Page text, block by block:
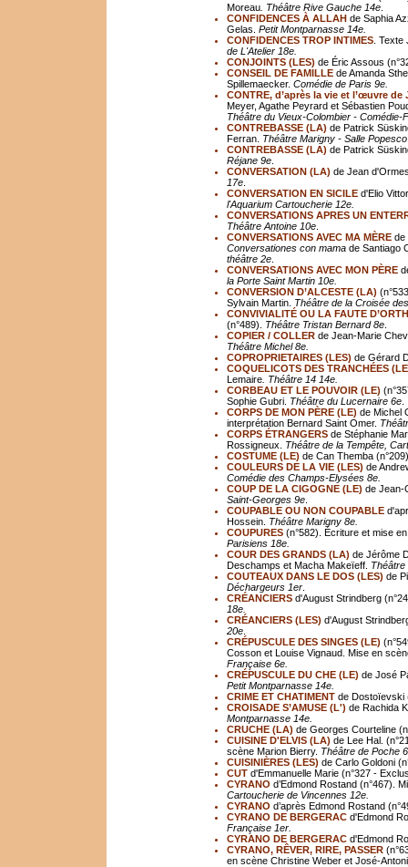
Moreau. Théâtre Rive Gauche 14e.
CONFIDENCES À ALLAHde Saphia
Gelas. Petit Montparnasse 14e.
CONFIDENCES TROP INTIMES. Texte
de L'Atelier 18e.
CONJOINTS (LES) de Éric Assous
CONSEIL DE FAMILLE de Amanda
Spillemaecker. Comédie de Paris 9e.
CONTRE, d’après la vie et l’œuvre
Meyer, Agathe Peyrard et Sébastien
Théâtre du Vieux-Colombier - Comédie-
CONTREBASSE (LA) de Patrick
Ferran. Théâtre Marigny - Salle
CONTREBASSE (LA) de Patrick
Réjane 9e.
CONVERSATION (LA) de Jean
17e.
CONVERSATION EN SICILEd'Elio
l'Aquarium Cartoucherie 12e.
CONVERSATIONS APRES UN
Théâtre Antoine 10e.
CONVERSATIONS AVEC MA MÈREde
Conversationes con mamade Santiago
théâtre 2e.
CONVERSATIONS AVEC MON PÈRE
la Porte Saint Martin 10e.
CONVERSION D’ALCESTE (LA)
Sylvain Martin. Théâtre de la Croisée
CONVIVIALITÉ OU LA FAUTE
(n°489).
Théâtre Tristan Bernard 8e.
COPIER / COLLERde Jean-Marie
Théâtre Michel 8e.
COPROPRIETAIRES (LES) de Gérard
COQUELICOTS DES TRANCHÉES
Lemaire. Théâtre 14 14e.
CORBEAU ET LE POUVOIR (LE)
Sophie Gubri. Théâtre du Lucernaire 6e.
CORPS DE MON PÈRE (LE) de Michel
interprétation Bernard Saint Omer.
CORPS ÉTRANGERSde Stéphanie
Rossigneux.
Théâtre de la Tempête,
COSTUME (LE) de Can Themba
COULEURS DE LA VIE (LES) de
Comédie des Champs-Elysées 8e.
COUP DE LA CIGOGNE (LE) de Jean-
Saint-Georges 9e.
COUPABLE OU NON COUPABLE
Hossein. Théâtre Marigny 8e.
COUPURES (n°582). Écriture et mise
Parisiens 18e.
COUR DES GRANDS (LA) de Jérôme
Deschamps et Macha Makeïeff. Théâtre
COUTEAUX DANS LE DOS (LES) de
Déchargeurs 1er.
CRÉANCIERSd'August Strindberg
18e.
CRÉANCIERS (LES) d'August
20e.
CRÉPUSCULE DES SINGES (LE)
Cosson et Louise Vignaud. Mise en
Française 6e.
CRÉPUSCULE DU CHE (LE) de José
Petit Montparnasse 14e.
CRIME ET CHATIMENTde Dostoïevski
CROISADE S’AMUSE (L') de Rachida
Montparnasse 14e.
CRUCHE (LA) de Georges Courteline
CUISINE D'ELVIS (LA) de Lee Hal.
scène Marion Bierry. Théâtre de Poche
CUISINIÈRES (LES) de Carlo Goldoni
CUT d'Emmanuelle Marie (n°327 -
CYRANO d’Edmond Rostand (n°467).
Cartoucherie de Vincennes 12e.
CYRANO d’après Edmond Rostand
CYRANO DE BERGERACd'Edmond
Française 1er.
CYRANO DE BERGERACd'Edmond
CYRANO, RÊVER, RIRE, PASSER
en scène Christine Weber et José-